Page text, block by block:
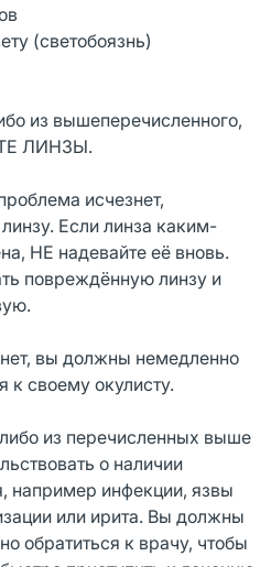
(светобоязнь)
из вышеперечисленного,
ЛИНЗЫ.
исчезнет,
Если линза каким-
НЕ надевайте её вновь.
повреждённую линзу и
вы должны немедленно
к своему окулисту.
из перечисленных выше
о наличии
например инфекции, язвы
или ирита. Вы должны
обратиться к врачу, чтобы